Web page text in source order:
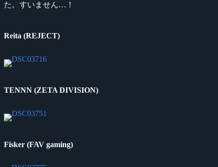
た。すいません…！
Reita (REJECT)
TENNN (ZETA DIVISION)
Fisker (FAV gaming)